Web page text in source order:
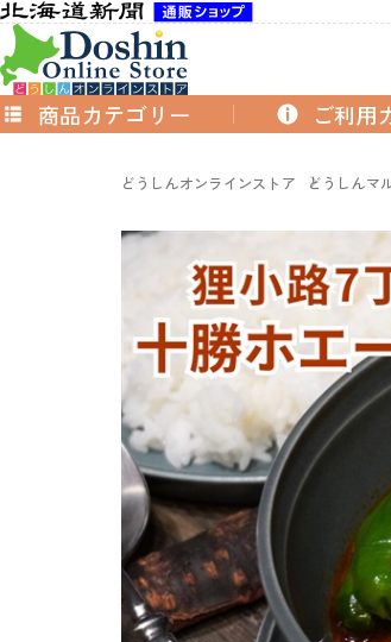
商品カテゴリー ご利用
どうしんオンラインストア どうしんマ